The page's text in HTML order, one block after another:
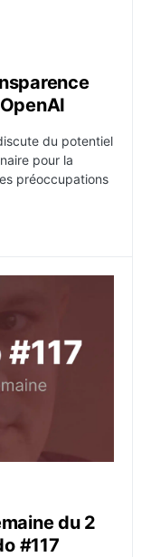
du potentiel
pour la
préoccupations
du 2
#117